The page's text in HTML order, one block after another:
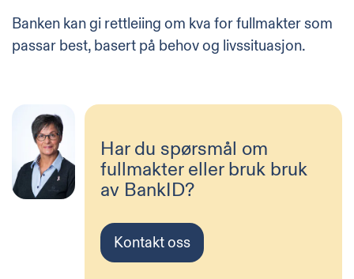
Banken kan gi rettleiing om kva for fullmakter som
passar best, basert på behov og livssituasjon.
Har du spørsmål om
fullmakter eller bruk bruk
av BankID?
Kontakt oss